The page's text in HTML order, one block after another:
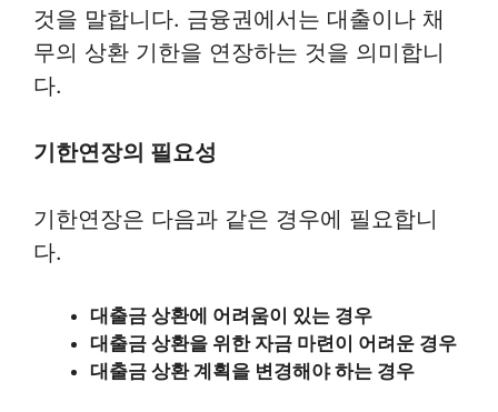
것을 말합니다. 금융권에서는 대출이나 채
무의 상환 기한을 연장하는 것을 의미합니
다.
기한연장의 필요성
기한연장은 다음과 같은 경우에 필요합니
다.
대출금 상환에 어려움이 있는 경우
대출금 상환을 위한 자금 마련이 어려운 경우
대출금 상환 계획을 변경해야 하는 경우